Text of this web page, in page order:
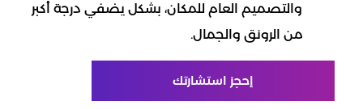
والتصميم العام للمكان، بشكل يضفي درجة أكبر
من الرونق والجمال.
إحجز استشارتك